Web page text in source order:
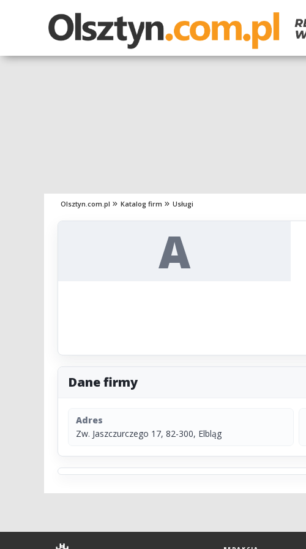
Olsztyn.com.pl Katalog firm Usługi
A
Dane firmy
Adres
Zw. Jaszczurczego 17, 82-300, Elbląg